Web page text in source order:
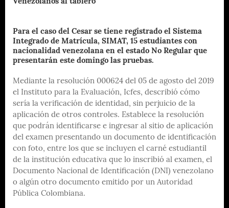
Venezolanos al tablero
Para el caso del Cesar se tiene registrado el Sistema
Integrado de Matrícula, SIMAT, 15 estudiantes con
nacionalidad venezolana en el estado No Regular que
presentarán este domingo las pruebas.
Mediante la resolución 000624 del 05 de agosto del 2019
el Instituto para la Evaluación, Icfes, describió cómo
sería la verificación de identidad, sin perjuicio de la
aplicación de otros controles. Establece la resolución
que podrán identificarse e ingresar al sitio de aplicación
del examen presentando un documento de identificación
con foto, entre los que se incluyen el carné estudiantil
de la institución educativa que lo inscribió al examen, el
Documento Nacional de Identificación (DNI) venezolano
o algún otro documento emitido por un Autoridad
Pública Colombiana.